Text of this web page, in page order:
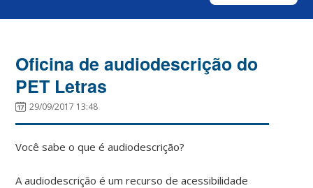
Oficina de audiodescrição do
PET Letras
29/09/2017 13:48
Você sabe o que é audiodescrição?
A audiodescrição é um recurso de acessibilidade